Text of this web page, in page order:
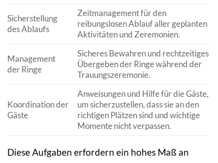
Sicherstellung
des Ablaufs
Zeitmanagement für den
reibungslosen Ablauf aller geplanten
Aktivitäten und Zeremonien.
Management
der Ringe
Sicheres Bewahren und rechtzeitiges
Übergeben der Ringe während der
Trauungszeremonie.
Koordination der
Gäste
Anweisungen und Hilfe für die Gäste,
um sicherzustellen, dass sie an den
richtigen Plätzen sind und wichtige
Momente nicht verpassen.
Diese Aufgaben erfordern ein hohes Maß an